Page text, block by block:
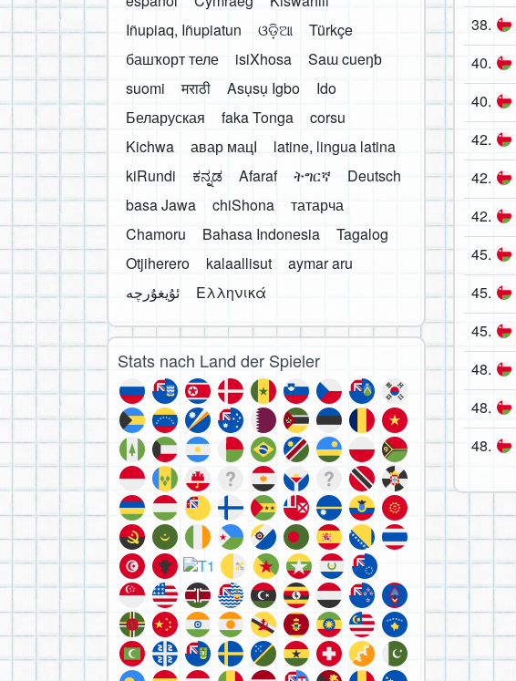
38.
40.
40.
42.
42.
42.
45.
45.
45.
48.
48.
48.
Iñupiaq, Iñupiatun
ଓଡ଼ିଆ
Türkçe
башҡорт теле
isiXhosa
Saɯ cueŋƅ
suomi
मराठी Asụsụ Igbo
Ido
Беларуская
faka Tonga
corsu
Kichwa
авар мацӀ
latine, lingua latina
kiRundi
ಕನ್ನಡ Afaraf ትግርኛ
Deutsch
basa Jawa
chiShona
татарча
Chamoru
Bahasa Indonesia
Tagalog
Otjiherero
kalaallisut
aymar aru
Ελληνικά
Stats nach Land der Spieler